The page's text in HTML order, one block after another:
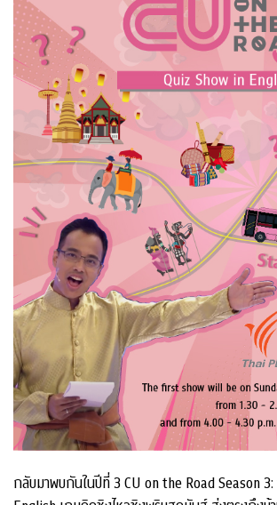
กลับมาพบกันในปีที่ 3 CU on the Road Season